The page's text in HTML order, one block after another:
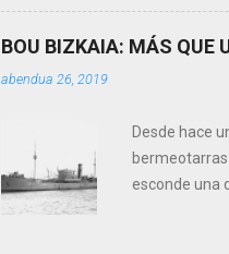
encontramos
decapitado
BOU BIZKAIA: MÁS QUE
abendua 26, 2019
Desde hace
esconde una
durante la